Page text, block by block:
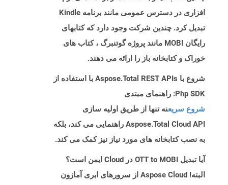
افزاری در دسترس عمومی مانند برنامه Kindle
تبدیل کرد. چندین شرکت وجود دارد که کتابهای
رایگان MOBI مانند پروژه گوتنبرگ ، کتاب های
خوراک و کتابخانه باز را ارائه می دهند.
شروع با Aspose.Total REST APIs با استفاده از
Php SDK: راهنمای مبتدی
شروع سریعنه تنها از طریق اولیه سازی
Aspose.Total Cloud API راهنمایی می کند، بلکه
به نصب کتابخانه های مورد نیاز نیز کمک می کند.
آیا تبدیل OTT to MOBI در Cloud ایمن است؟
البته! Aspose Cloud از سرورهای ابری آمازون